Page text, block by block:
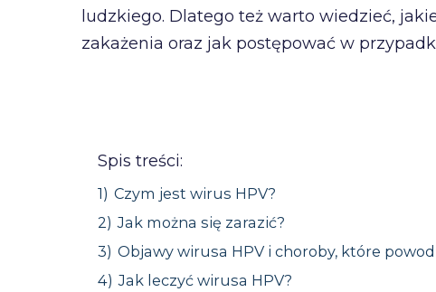
ludzkiego. Dlatego też warto wiedzieć,
zakażenia oraz jak postępować w
Spis treści:
1) Czym jest wirus HPV?
2) Jak można się zarazić?
3) Objawy wirusa HPV i choroby, które
4) Jak leczyć wirusa HPV?